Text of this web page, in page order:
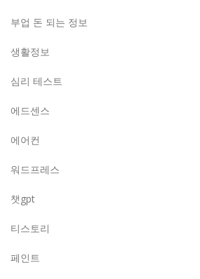
부업 돈 되는 정보
생활정보
심리 테스트
에드센스
에어컨
워드프레스
챗gpt
티스토리
페인트